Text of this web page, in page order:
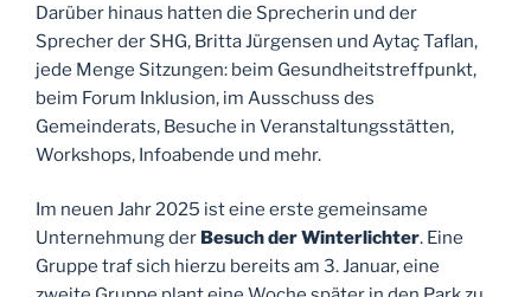
Darüber hinaus hatten die Sprecherin und der
Sprecher der SHG, Britta Jürgensen und Aytaç Taflan,
jede Menge Sitzungen: beim Gesundheitstreffpunkt,
beim Forum Inklusion, im Ausschuss des
Gemeinderats, Besuche in Veranstaltungsstätten,
Workshops, Infoabende und mehr.
Im neuen Jahr 2025 ist eine erste gemeinsame
Unternehmung der Besuch der Winterlichter. Eine
Gruppe traf sich hierzu bereits am 3. Januar, eine